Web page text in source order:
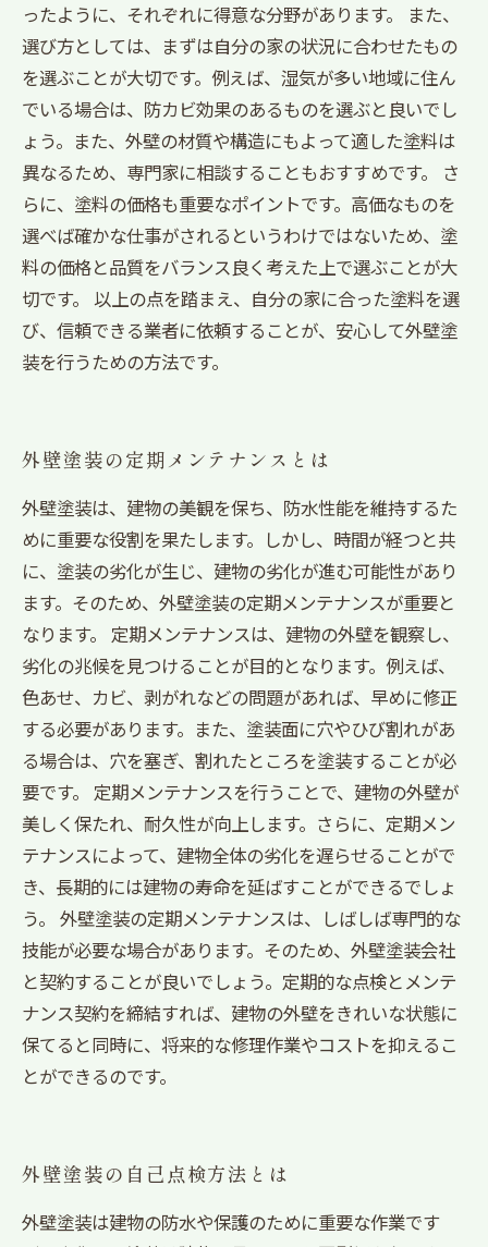
ったように、それぞれに得意な分野があります。 また、
選び方としては、まずは自分の家の状況に合わせたもの
を選ぶことが大切です。例えば、湿気が多い地域に住ん
でいる場合は、防カビ効果のあるものを選ぶと良いでし
ょう。また、外壁の材質や構造にもよって適した塗料は
異なるため、専門家に相談することもおすすめです。 さ
らに、塗料の価格も重要なポイントです。高価なものを
選べば確かな仕事がされるというわけではないため、塗
料の価格と品質をバランス良く考えた上で選ぶことが大
切です。 以上の点を踏まえ、自分の家に合った塗料を選
び、信頼できる業者に依頼することが、安心して外壁塗
装を行うための方法です。
外壁塗装の定期メンテナンスとは
外壁塗装は、建物の美観を保ち、防水性能を維持するた
めに重要な役割を果たします。しかし、時間が経つと共
に、塗装の劣化が生じ、建物の劣化が進む可能性があり
ます。そのため、外壁塗装の定期メンテナンスが重要と
なります。 定期メンテナンスは、建物の外壁を観察し、
劣化の兆候を見つけることが目的となります。例えば、
色あせ、カビ、剥がれなどの問題があれば、早めに修正
する必要があります。また、塗装面に穴やひび割れがあ
る場合は、穴を塞ぎ、割れたところを塗装することが必
要です。 定期メンテナンスを行うことで、建物の外壁が
美しく保たれ、耐久性が向上します。さらに、定期メン
テナンスによって、建物全体の劣化を遅らせることがで
き、長期的には建物の寿命を延ばすことができるでしょ
う。 外壁塗装の定期メンテナンスは、しばしば専門的な
技能が必要な場合があります。そのため、外壁塗装会社
と契約することが良いでしょう。定期的な点検とメンテ
ナンス契約を締結すれば、建物の外壁をきれいな状態に
保てると同時に、将来的な修理作業やコストを抑えるこ
とができるのです。
外壁塗装の自己点検方法とは
外壁塗装は建物の防水や保護のために重要な作業です